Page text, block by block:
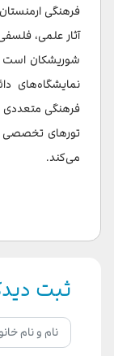
فرهنگی
آثار علمی،
شوریشکان است
نمایشگاه‌های
فرهنگی
تورهای تخصصی
می‌کند.
ثبت